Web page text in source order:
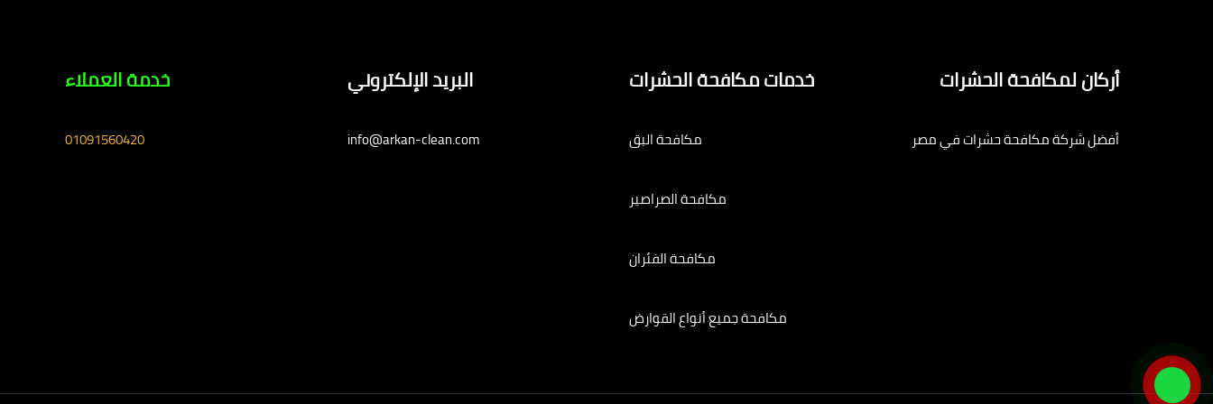
أركان لمكافحة الحشرات
أفضل شركة مكافحة حشرات في مصر
خدمات مكافحة الحشرات
مكافحة البق
مكافحة الصراصير
مكافحة الفئران
مكافحة جميع أنواع القوارض
البريد الإلكتروني
info@arkan-clean.com
خدمة العملاء
01091560420